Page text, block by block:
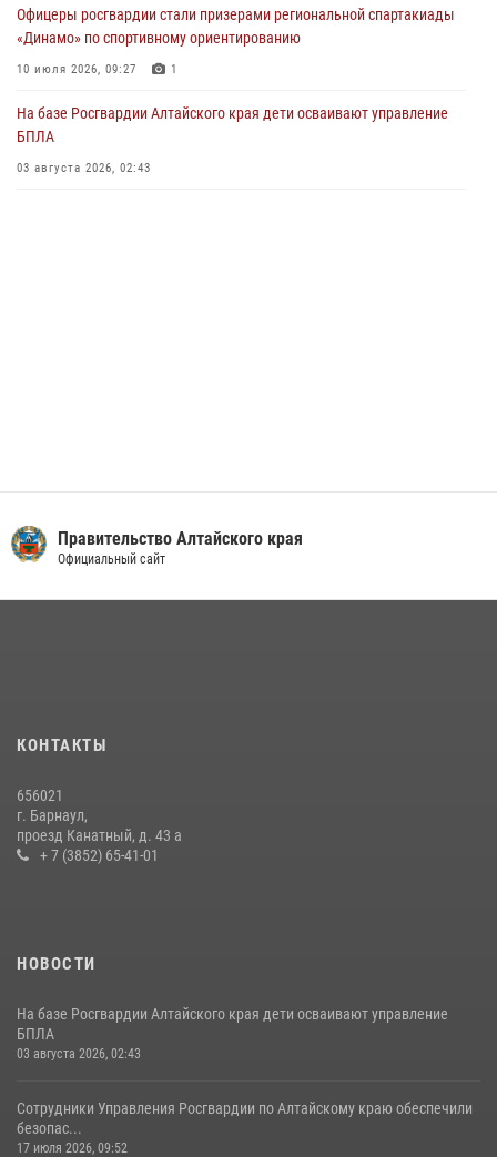
03 июля 2026, 04:03
Управление Росгвардии по Алтайскому краю провело для детей
02 июля 2026, 00:55
В краевом управлении вневедомственной охраны Росгвардии по
Офицеры росгвардии стали призерами региональной спартакиады
«Динамо» по спортивному ориентированию
10 июля 2026, 09:27 1
На базе Росгвардии Алтайского края дети осваивают управление
БПЛА
03 августа 2026, 02:43
Правительство Алтайского края
Официальный сайт
КОНТАКТЫ
656021
г. Барнаул,
проезд Канатный, д. 43 а
+ 7 (3852) 65-41-01
НОВОСТИ
На базе Росгвардии Алтайского края дети осваивают управление
БПЛА
03 августа 2026, 02:43
Сотрудники Управления Росгвардии по Алтайскому краю обеспечили
безопас...
17 июля 2026, 09:52